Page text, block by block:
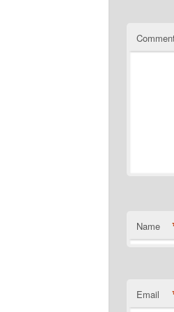
Name
Email